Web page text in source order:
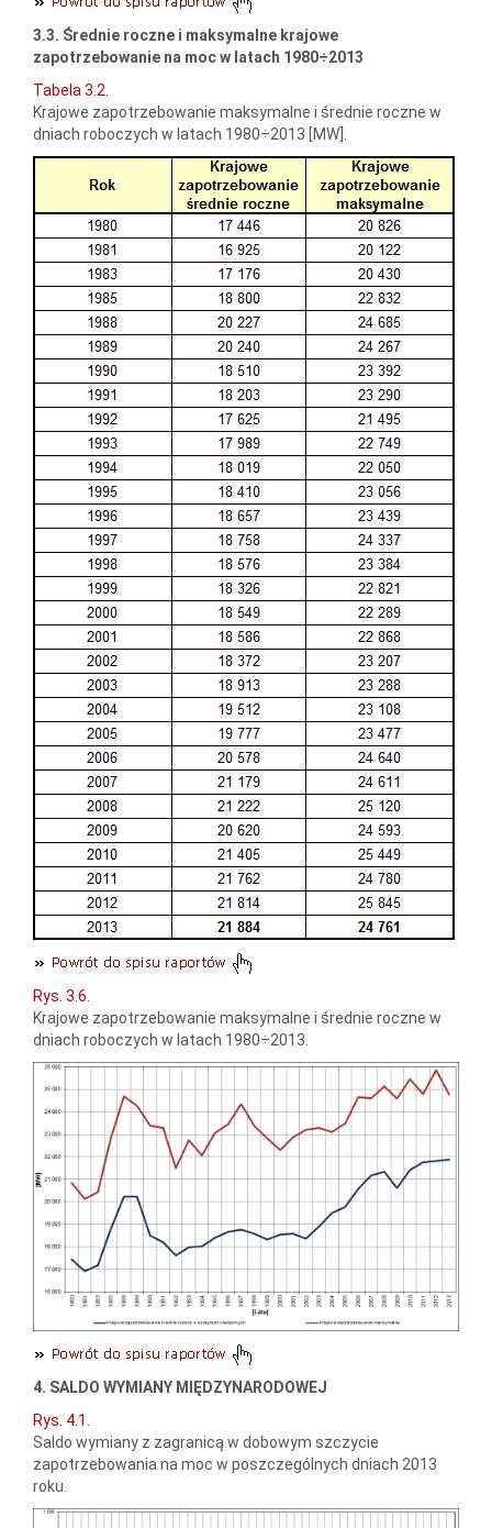
3.3. Średnie roczne i maksymalne krajowe
zapotrzebowanie na moc w latach 1980÷2013
Tabela 3.2.
Krajowe zapotrzebowanie maksymalne i średnie roczne w
dniach roboczych w latach 1980÷2013 [MW].
Rys. 3.6.
Krajowe zapotrzebowanie maksymalne i średnie roczne w
dniach roboczych w latach 1980÷2013.
4. SALDO WYMIANY MIĘDZYNARODOWEJ
Rys. 4.1.
Saldo wymiany z zagranicą w dobowym szczycie
zapotrzebowania na moc w poszczególnych dniach 2013
roku.